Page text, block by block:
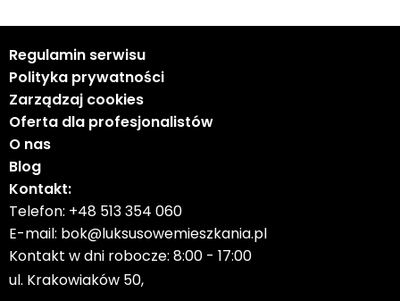
Regulamin serwisu
Polityka prywatności
Zarządzaj cookies
Oferta dla profesjonalistów
O nas
Blog
Kontakt:
Telefon: +48 513 354 060
E-mail: bok@luksusowemieszkania.pl
Kontakt w dni robocze: 8:00 - 17:00
ul. Krakowiaków 50,